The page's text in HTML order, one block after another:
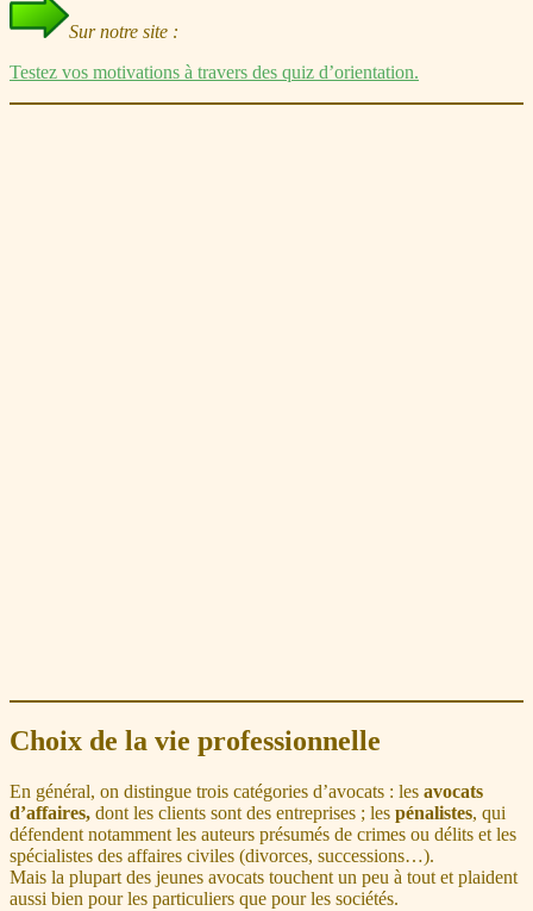
Sur notre site :
Testez vos motivations à travers des quiz d’orientation.
Choix de la vie professionnelle
En général, on distingue trois catégories d’avocats : les avocats
d’affaires, dont les clients sont des entreprises ; les pénalistes, qui
défendent notamment les auteurs présumés de crimes ou délits et les
spécialistes des affaires civiles (divorces, successions…).
Mais la plupart des jeunes avocats touchent un peu à tout et plaident
aussi bien pour les particuliers que pour les sociétés.